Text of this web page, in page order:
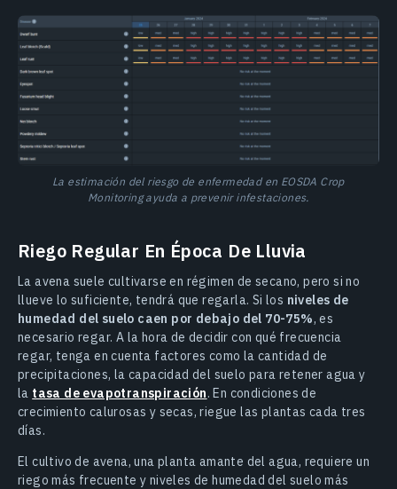
La estimación del riesgo de enfermedad en EOSDA Crop
Monitoring ayuda a prevenir infestaciones.
Riego Regular En Época De Lluvia
La avena suele cultivarse en régimen de secano, pero si no
llueve lo suficiente, tendrá que regarla. Si los niveles de
humedad del suelo caen por debajo del 70-75%, es
necesario regar. A la hora de decidir con qué frecuencia
regar, tenga en cuenta factores como la cantidad de
precipitaciones, la capacidad del suelo para retener agua y
la tasa de evapotranspiración. En condiciones de
crecimiento calurosas y secas, riegue las plantas cada tres
días.
El cultivo de avena, una planta amante del agua, requiere un
riego más frecuente y niveles de humedad del suelo más